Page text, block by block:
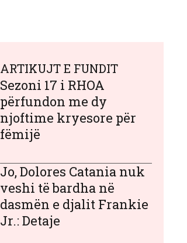
ARTIKUJT E FUNDIT
Sezoni 17 i RHOA
përfundon me dy
njoftime kryesore për
fëmijë
Jo, Dolores Catania nuk
veshi të bardha në
dasmën e djalit Frankie
Jr.: Detaje